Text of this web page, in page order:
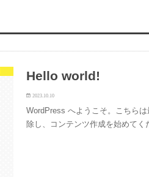
Hello world!
2023.10.10
WordPress へようこそ。こちら
除し、コンテンツ作成を始めてく